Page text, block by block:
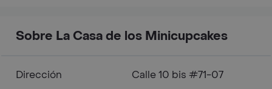
Sobre La Casa de los Minicupcakes
Dirección Calle 10 bis #71-07